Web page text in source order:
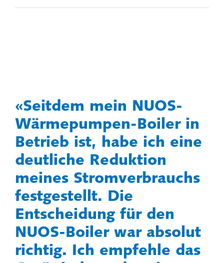
Seitdem mein NUOS-
Wärmepumpen-Boiler in
Betrieb ist, habe ich eine
deutliche Reduktion
meines Stromverbrauchs
festgestellt. Die
Entscheidung für den
NUOS-Boiler war absolut
richtig. Ich empfehle das